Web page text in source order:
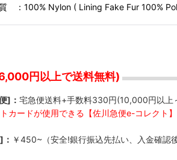
：100% Nylon ( Lining Fake Fur 100%
円以上で送料無料)
]： 宅急便送料+手数料330円(10,000円以
カードが使用できる【佐川急便e-コレクト】
￥450~（安全!銀行振込先払い、入金確認後